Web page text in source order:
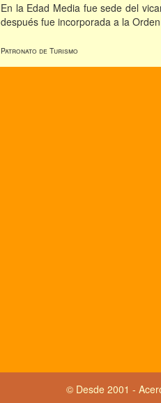
En la Edad Media fue sede del
después fue incorporada a la
Patronato de Turismo
© Desde 2001 -